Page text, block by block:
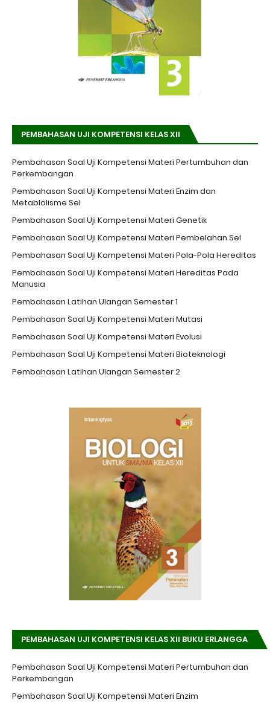
PEMBAHASAN UJI KOMPETENSI KELAS XII
Pembahasan Soal Uji Kompetensi Materi Pertumbuhan dan
Perkembangan
Pembahasan Soal Uji Kompetensi Materi Enzim dan
Metablolisme Sel
Pembahasan Soal Uji Kompetensi Materi Genetik
Pembahasan Soal Uji Kompetensi Materi Pembelahan Sel
Pembahasan Soal Uji Kompetensi Materi Pola-Pola Hereditas
Pembahasan Soal Uji Kompetensi Materi Hereditas Pada
Manusia
Pembahasan Latihan Ulangan Semester 1
Pembahasan Soal Uji Kompetensi Materi Mutasi
Pembahasan Soal Uji Kompetensi Materi Evolusi
Pembahasan Soal Uji Kompetensi Materi Bioteknologi
Pembahasan Latihan Ulangan Semester 2
PEMBAHASAN UJI KOMPETENSI KELAS XII BUKU ERLANGGA
Pembahasan Soal Uji Kompetensi Materi Pertumbuhan dan
Perkembangan
Pembahasan Soal Uji Kompetensi Materi Enzim